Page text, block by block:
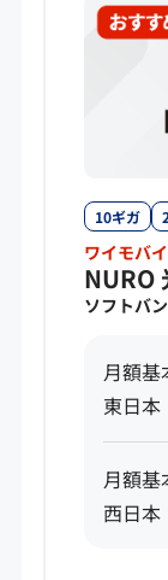
10ギガ
ワイモバ
NURO
ソフトバ
月額基
東日本
月額基
西日本